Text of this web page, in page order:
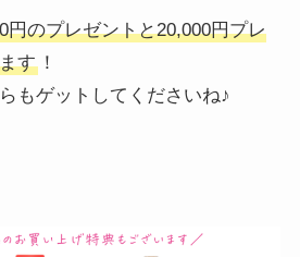
円のプレゼントと20,000円プレ
す！
もゲットしてくださいね♪